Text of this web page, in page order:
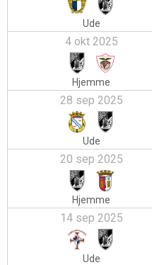
Ude
4 okt 2025
Hjemme
28 sep 2025
Ude
20 sep 2025
Hjemme
14 sep 2025
Ude